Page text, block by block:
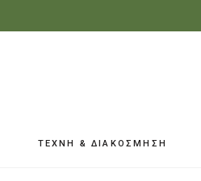
ΤΕΧΝΗ & ΔΙΑΚΟΣΜΗΣΗ